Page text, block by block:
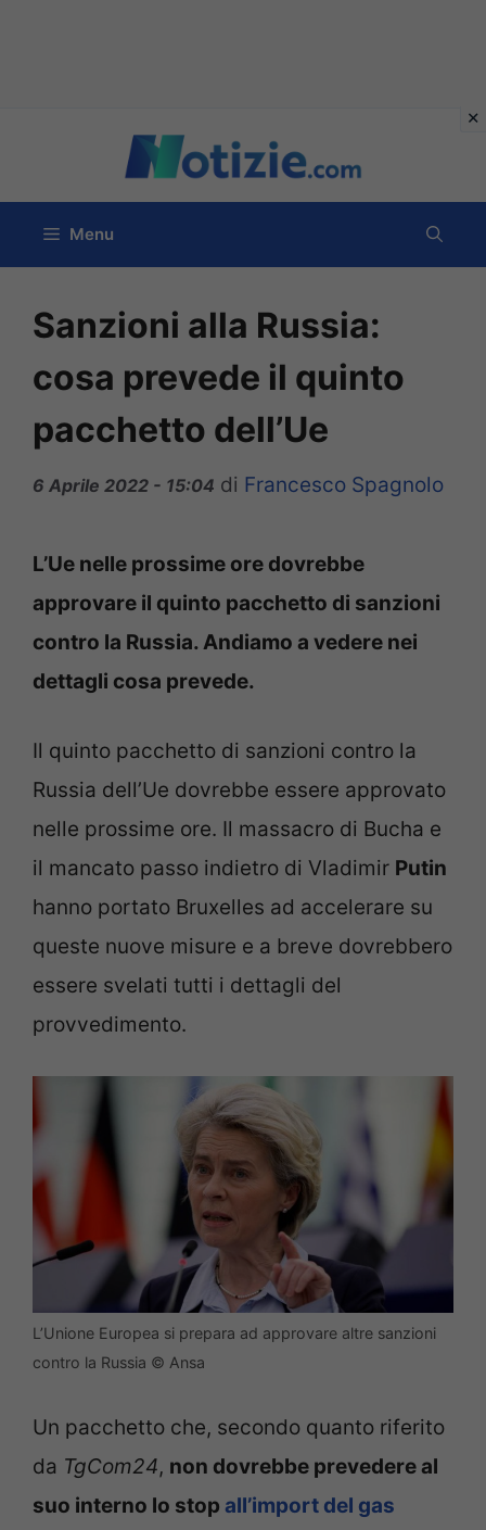
contenuto
Menu
Sanzioni alla Russia:
cosa prevede il quinto
pacchetto dell’Ue
6 Aprile 2022 - 15:04 di Francesco Spagnolo
L’Ue nelle prossime ore dovrebbe
approvare il quinto pacchetto di sanzioni
contro la Russia. Andiamo a vedere nei
dettagli cosa prevede.
Il quinto pacchetto di sanzioni contro la
Russia dell’Ue dovrebbe essere approvato
nelle prossime ore. Il massacro di Bucha e
il mancato passo indietro di Vladimir Putin
hanno portato Bruxelles ad accelerare su
queste nuove misure e a breve dovrebbero
essere svelati tutti i dettagli del
provvedimento.
L’Unione Europea si prepara ad approvare altre sanzioni
contro la Russia © Ansa
Un pacchetto che, secondo quanto riferito
da TgCom24, non dovrebbe prevedere al
suo interno lo stop all’import del gas